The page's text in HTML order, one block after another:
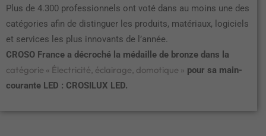
Plus de 4.300 professionnels ont voté dans au moins une des
catégories afin de distinguer les produits, matériaux, logiciels
et services les plus innovants de l’année.
CROSO France a décroché la médaille de bronze dans la
catégorie « Électricité, éclairage, domotique » pour sa main-
courante LED : CROSILUX LED.